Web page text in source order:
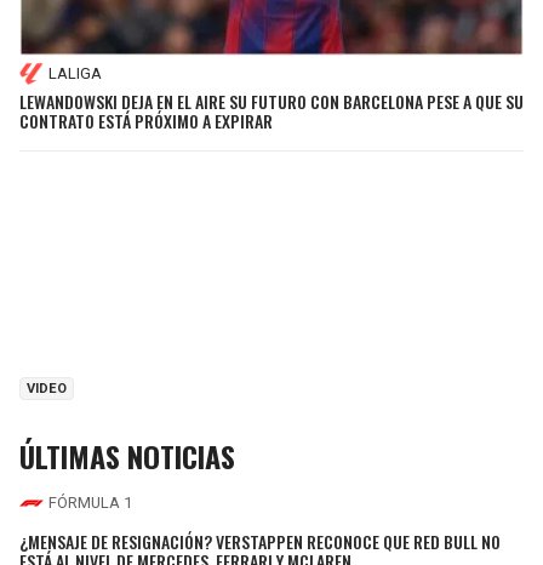
LALIGA
LEWANDOWSKI DEJA EN EL AIRE SU FUTURO CON BARCELONA PESE A QUE SU
CONTRATO ESTÁ PRÓXIMO A EXPIRAR
VIDEO
ÚLTIMAS NOTICIAS
FÓRMULA 1
¿MENSAJE DE RESIGNACIÓN? VERSTAPPEN RECONOCE QUE RED BULL NO